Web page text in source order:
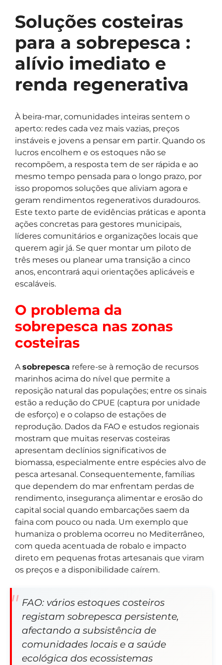
Soluções costeiras
para a sobrepesca :
alívio imediato e
renda regenerativa
À beira-mar, comunidades inteiras sentem o
aperto: redes cada vez mais vazias, preços
instáveis e jovens a pensar em partir. Quando os
lucros encolhem e os estoques não se
recompõem, a resposta tem de ser rápida e ao
mesmo tempo pensada para o longo prazo, por
isso propomos soluções que aliviam agora e
geram rendimentos regenerativos duradouros.
Este texto parte de evidências práticas e aponta
ações concretas para gestores municipais,
líderes comunitários e organizações locais que
querem agir já. Se quer montar um piloto de
três meses ou planear uma transição a cinco
anos, encontrará aqui orientações aplicáveis e
escaláveis.
O problema da
sobrepesca nas zonas
costeiras
A sobrepesca refere-se à remoção de recursos
marinhos acima do nível que permite a
reposição natural das populações; entre os sinais
estão a redução do CPUE (captura por unidade
de esforço) e o colapso de estações de
reprodução. Dados da FAO e estudos regionais
mostram que muitas reservas costeiras
apresentam declínios significativos de
biomassa, especialmente entre espécies alvo de
pesca artesanal. Consequentemente, famílias
que dependem do mar enfrentam perdas de
rendimento, insegurança alimentar e erosão do
capital social quando embarcações saem da
faina com pouco ou nada. Um exemplo que
humaniza o problema ocorreu no Mediterrâneo,
com queda acentuada de robalo e impacto
direto em pequenas frotas artesanais que viram
os preços e a disponibilidade caírem.
FAO: vários estoques costeiros
registam sobrepesca persistente,
afectando a subsistência de
comunidades locais e a saúde
ecológica dos ecossistemas